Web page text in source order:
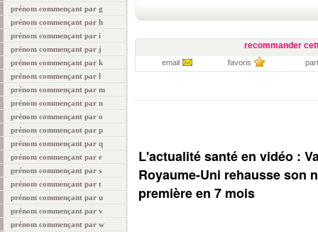
prénom commençant par g
prénom commençant par h
prénom commençant par i
prénom commençant par j
prénom commençant par k
prénom commençant par l
prénom commençant par m
prénom commençant par n
prénom commençant par o
prénom commençant par p
prénom commençant par q
prénom commençant par r
prénom commençant par s
prénom commençant par t
prénom commençant par u
prénom commençant par v
prénom commençant par w
recommander
email favoris
L'actualité santé en vidéo :
Royaume-Uni rehausse son
première en 7 mois